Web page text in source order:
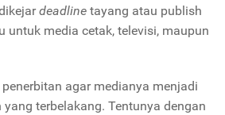
deadline tayang atau publish
untuk media cetak, televisi, maupun
agar medianya menjadi
terbelakang. Tentunya dengan